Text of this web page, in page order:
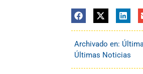
Archivado en:
Últimas Noticias